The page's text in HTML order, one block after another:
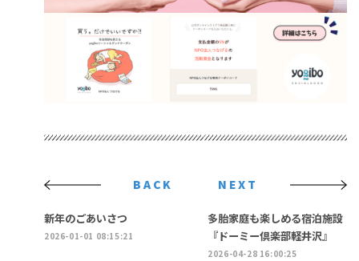
BACK
新年のごあいさつ
2026-01-01 08:15:21
NEXT
多胎家庭も楽しめる宿泊施設
『ドーミー倶楽部軽井沢』
2026-04-28 16:00:25